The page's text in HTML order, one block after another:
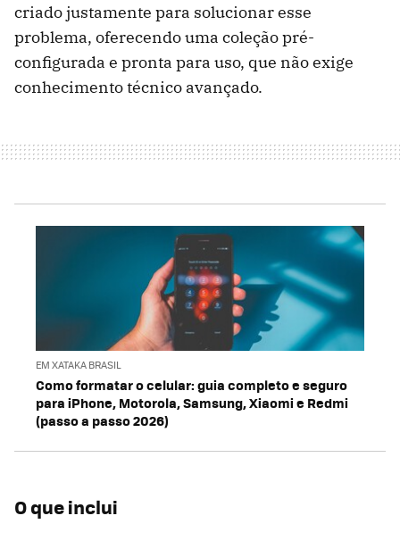
criado justamente para solucionar esse
problema, oferecendo uma coleção pré-
configurada e pronta para uso, que não exige
conhecimento técnico avançado.
EM XATAKA BRASIL
Como formatar o celular: guia completo e seguro
para iPhone, Motorola, Samsung, Xiaomi e Redmi
(passo a passo 2026)
O que inclui